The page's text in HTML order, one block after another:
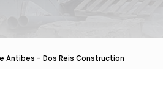
Antibes - Dos Reis Construction